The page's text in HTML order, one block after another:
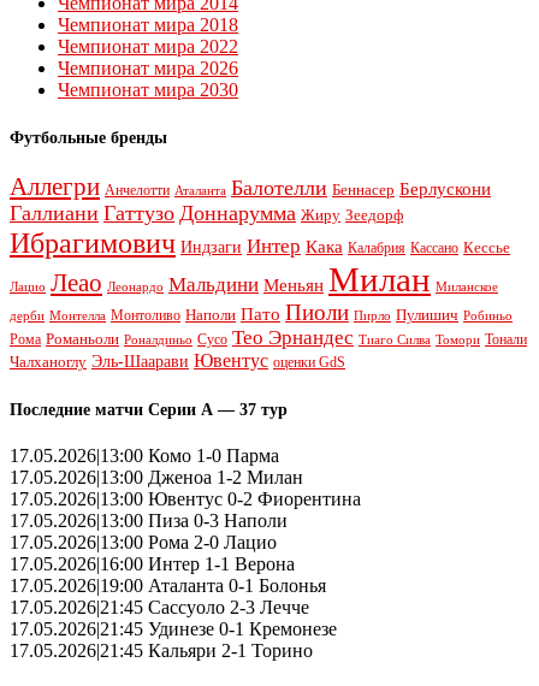
Чемпионат мира 2018
Чемпионат мира 2022
Чемпионат мира 2026
Чемпионат мира 2030
Футбольные бренды
Аллегри Анчелотти Аталанта Балотелли Беннасер Берлускони
Галлиани Гаттузо Доннарумма Жиру Зеедорф
Ибрагимович Индзаги Интер Кака Калабрия Кассано Кессье
Лацио Леао Леонардо Мальдини Меньян Милан Миланское
дерби Монтелла Монтоливо Наполи Пато Пиоли Пирло Пулишич Робиньо
Рома Романьоли Роналдиньо Сусо Тео Эрнандес Тиаго Силва Томори Тонали
Чалханоглу Эль-Шаарави Ювентус оценки GdS
Последние матчи Серии А — 37 тур
17.05.2026|13:00 Комо 1-0 Парма
17.05.2026|13:00 Дженоа 1-2 Милан
17.05.2026|13:00 Ювентус 0-2 Фиорентина
17.05.2026|13:00 Пиза 0-3 Наполи
17.05.2026|13:00 Рома 2-0 Лацио
17.05.2026|16:00 Интер 1-1 Верона
17.05.2026|19:00 Аталанта 0-1 Болонья
17.05.2026|21:45 Сассуоло 2-3 Лечче
17.05.2026|21:45 Удинезе 0-1 Кремонезе
17.05.2026|21:45 Кальяри 2-1 Торино